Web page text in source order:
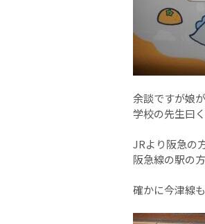
余談ですが娘
学校の先生曰
JRより阪急の
阪急線の駅の
確かに今津線